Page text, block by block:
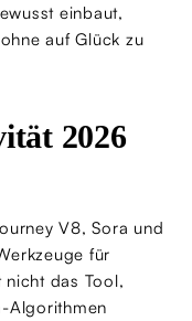
einbaut,
auf Glück zu
2026
V8, Sora und
für
das Tool,
Algorithmen